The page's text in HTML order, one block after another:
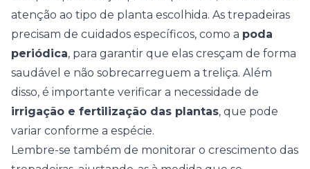
atenção ao tipo de planta escolhida. As trepadeiras
precisam de cuidados específicos, como a poda
periódica, para garantir que elas cresçam de forma
saudável e não sobrecarreguem a treliça. Além
disso, é importante verificar a necessidade de
irrigação e fertilização das plantas, que pode
variar conforme a espécie.
Lembre-se também de monitorar o crescimento das